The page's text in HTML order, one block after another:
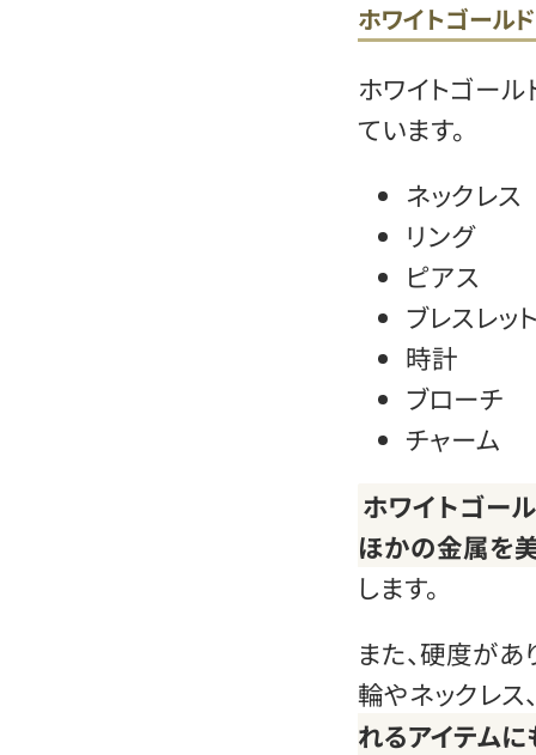
ホワイトゴール
ホワイトゴー
ています。
ネックレス
リング
ピアス
ブレスレッ
時計
ブローチ
チャーム
ホワイトゴー
ほかの金属を
します。
また、硬度が
輪やネックレス
れるアイテム